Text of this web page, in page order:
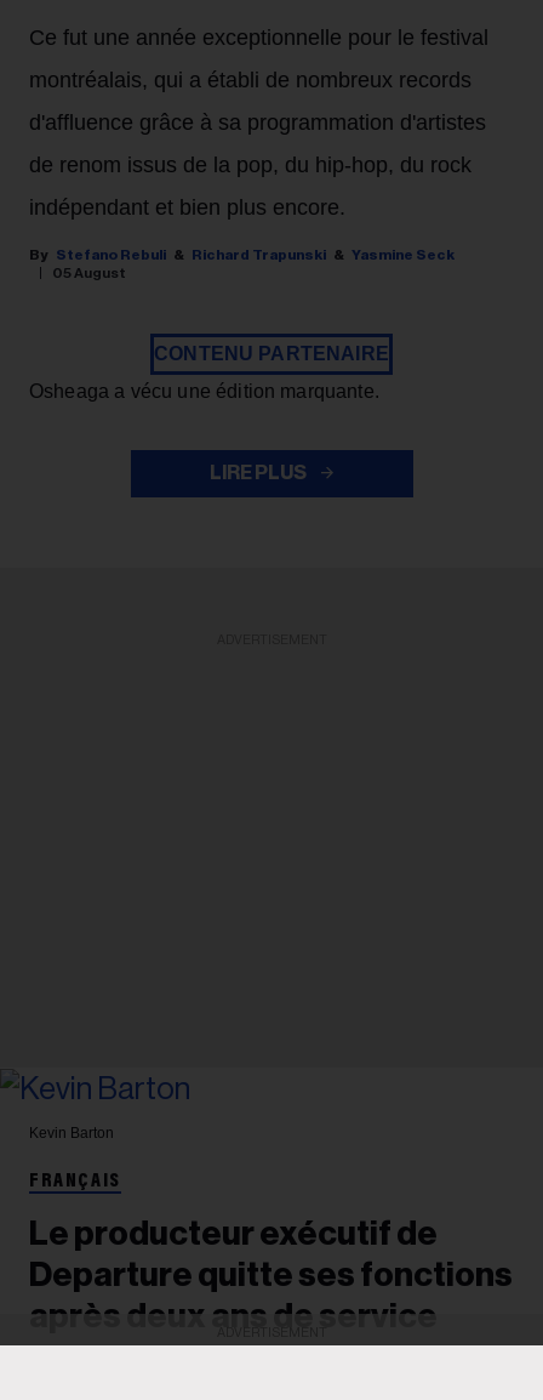
Ce fut une année exceptionnelle pour le festival
montréalais, qui a établi de nombreux records
d'affluence grâce à sa programmation d'artistes
de renom issus de la pop, du hip-hop, du rock
indépendant et bien plus encore.
Stefano Rebuli Richard Trapunski
Yasmine Seck
05 August
CONTENU PARTENAIRE
Osheaga a vécu une édition marquante.
LIRE PLUS
Kevin Barton
FRANÇAIS
Le producteur exécutif de
Departure quitte ses fonctions
après deux ans de service